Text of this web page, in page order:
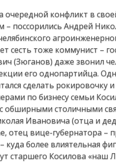
очередной конфликт в
– поссорились Андрей
сесть тоже коммунист –
(Зюганов) даже звонил
его однопартийца.
сделать рокировочку
по бизнесу семьи
обширными столичными
Ивановича (отца и
отец вице-губернатора –
более влиятельная
старшего Косилова «наш